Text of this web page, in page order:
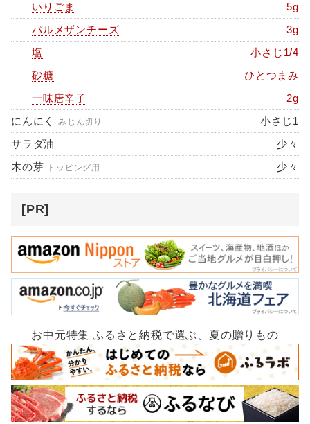
いりごま
5g
パルメザンチーズ
3g
塩
小さじ1/4
砂糖
ひとつまみ
一味唐辛子
2g
にんにく
みじん切り
小さじ1
サラダ油
少々
木の芽
トッピング用 少々
[PR]
お中元特集 ふるさと納税で選ぶ、夏の贈りもの